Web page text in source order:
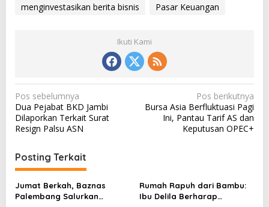
menginvestasikan berita bisnis
Pasar Keuangan
Ikuti Kami
N
a
v
g
a
s
Pos sebelumnya
Dua Pejabat BKD Jambi
Dilaporkan Terkait Surat
Resign Palsu ASN
Pos berikutnya
Bursa Asia Berfluktuasi Pagi
Ini, Pantau Tarif AS dan
Keputusan OPEC+
Posting Terkait
Jumat Berkah, Baznas
Palembang Salurkan
Rumah Rapuh dari Bambu:
Ibu Delila Berharap